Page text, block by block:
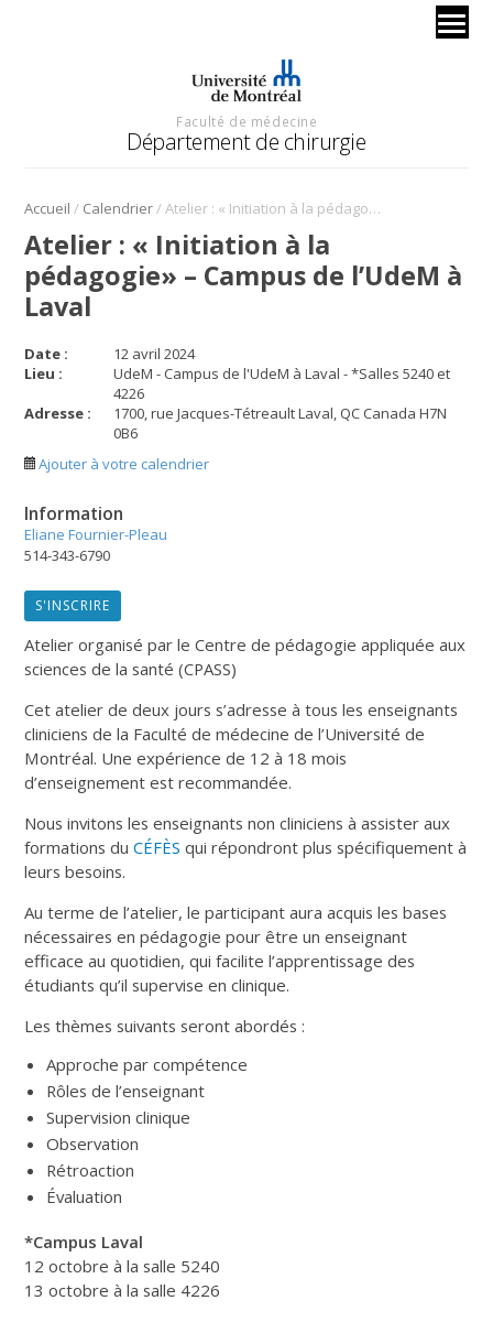
Faculté de médecine
Département de chirurgie
Accueil / Calendrier/ Atelier : « Initiation à la pédagogie» – Campus de l’UdeM à Laval
Atelier : « Initiation à la
pédagogie» – Campus de l’UdeM à
Laval
Date :
12 avril 2024
Lieu :
UdeM - Campus de l'UdeM à Laval - *Salles 5240 et
4226
Adresse :
1700, rue Jacques-Tétreault Laval, QC Canada H7N
0B6
Ajouter à votre calendrier
Information
Eliane Fournier-Pleau
514-343-6790
S'INSCRIRE
Atelier organisé par le Centre de pédagogie appliquée aux
sciences de la santé (CPASS)
Cet atelier de deux jours s’adresse à tous les enseignants
cliniciens de la Faculté de médecine de l’Université de
Montréal. Une expérience de 12 à 18 mois
d’enseignement est recommandée.
Nous invitons les enseignants non cliniciens à assister aux
formations duCÉFÈS qui répondront plus spécifiquement à
leurs besoins.
Au terme de l’atelier, le participant aura acquis les bases
nécessaires en pédagogie pour être un enseignant
efficace au quotidien, qui facilite l’apprentissage des
étudiants qu’il supervise en clinique.
Les thèmes suivants seront abordés :
Approche par compétence
Rôles de l’enseignant
Supervision clinique
Observation
Rétroaction
Évaluation
*Campus Laval
12 octobre à la salle 5240
13 octobre à la salle 4226